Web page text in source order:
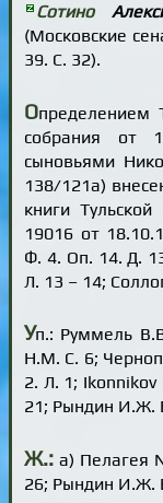
Сотино
(Московские
39. С. 32).
Определением
собрания от
сыновьями
138/121а)
книги
19016 от
Ф. 4. Оп. 14. Д.
Л. 13 – 14;
Уп.: Руммель
Н.М. С. 6;
2. Л. 1; Ikonnikov
21; Рындин И.Ж.
Ж.: а) Пелагея
26; Рындин И.Ж.